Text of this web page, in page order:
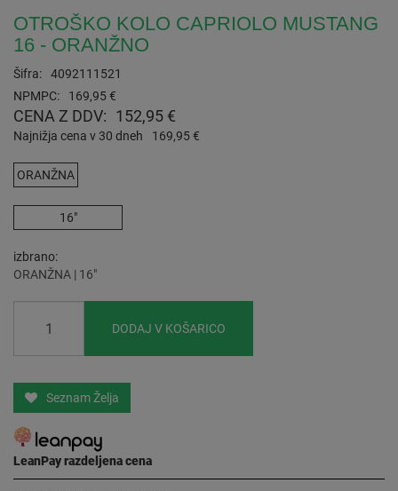
OTROŠKO KOLO CAPRIOLO MUSTANG
16 - ORANŽNO
Šifra:
4092111521
NPMPC:
169,95 €
CENA Z DDV: 152,95 €
Najnižja cena v 30 dneh 169,95 €
ORANŽNA
16"
izbrano
ORANŽNA | 16"
DODAJ V KOŠARICO
Seznam Želja
LeanPay razdeljena cena